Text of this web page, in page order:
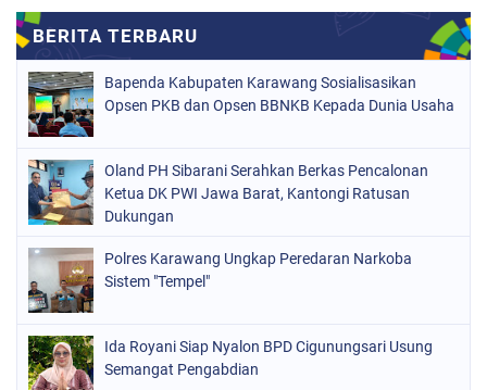
Bapenda Kabupaten Karawang Sosialisasikan
Opsen PKB dan Opsen BBNKB Kepada Dunia Usaha
Oland PH Sibarani Serahkan Berkas Pencalonan
Ketua DK PWI Jawa Barat, Kantongi Ratusan
Dukungan
Polres Karawang Ungkap Peredaran Narkoba
Sistem "Tempel"
Ida Royani Siap Nyalon BPD Cigunungsari Usung
Semangat Pengabdian